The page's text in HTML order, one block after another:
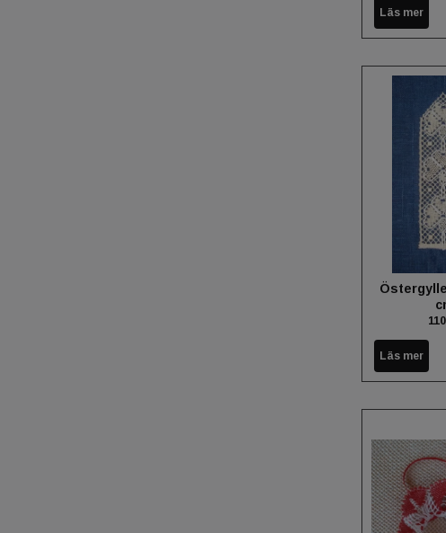
Läs mer
Läs mer